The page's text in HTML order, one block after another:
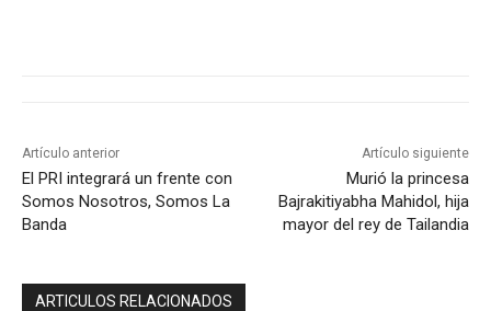
Artículo anterior
El PRI integrará un frente con
Somos Nosotros, Somos La
Banda
Artículo siguiente
Murió la princesa
Bajrakitiyabha Mahidol, hija
mayor del rey de Tailandia
ARTICULOS RELACIONADOS